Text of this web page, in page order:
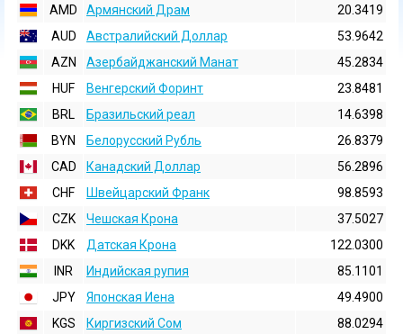
AMD
Армянский Драм
20.3419
AUD
Австралийский Доллар
53.9642
AZN
Азербайджанский Манат
45.2834
HUF
Венгерский Форинт
23.8481
BRL
Бразильский реал
14.6398
BYN
Белорусский Рубль
26.8379
CAD
Канадский Доллар
56.2896
CHF
Швейцарский Франк
98.8593
CZK
Чешская Крона
37.5027
DKK
Датская Крона
122.0300
INR
Индийская pупия
85.1101
JPY
Японская Иена
49.4900
KGS
Киргизский Сом
88.0294